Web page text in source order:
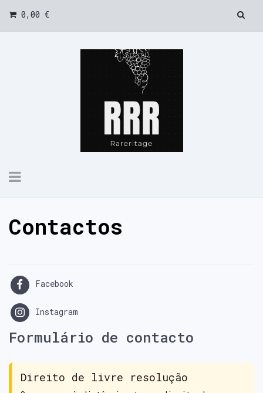
0,00 €
Toggle
Contactos
Facebook
Instagram
Formulário de contacto
Direito de livre resolução